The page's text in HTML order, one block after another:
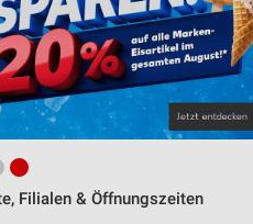
Filialen & Öffnungszeiten